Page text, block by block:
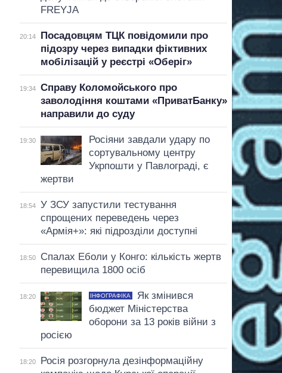
FREYJA
20:14
Посадовцям ТЦК повідомили про
підозру через випадки фіктивних
мобілізацій у реєстрі «Оберіг»
19:34
Справу Коломойського про
заволодіння коштами «ПриватБанку»
направили до суду
19:30
Росіяни завдали удару по
сортувальному центру
Укрпошти у Павлограді, є
жертви
18:54
У ЗСУ запустили тестування
спрощених переведень через
«Армія+»: які підрозділи доступні
18:50
Спалах Еболи у Конго: кількість жертв
перевищила 1800 осіб
18:20 ІНФОГРАФІКА
Як змінився
бюджет Міністерства
оборони за 13 років війни з
росією
18:20
Росія розгорнула дезінформаційну